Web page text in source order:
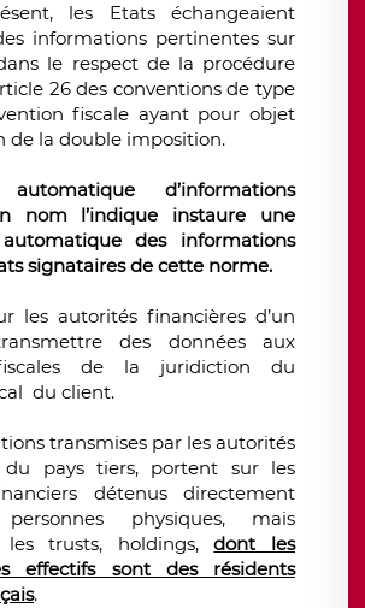
les Etats échangeaient
informations pertinentes sur
le respect de la procédure
26 des conventions de type
fiscale ayant pour objet
de la double imposition.
automatique d’informations
nom l’indique instaure une
des informations
signataires de cette norme.
les autorités financières d’un
des données aux
de la juridiction du
du client.
transmises par les autorités
du pays tiers, portent sur les
détenus directement
physiques, mais
les trusts, holdings,dont les
effectifs sont des résidents
.